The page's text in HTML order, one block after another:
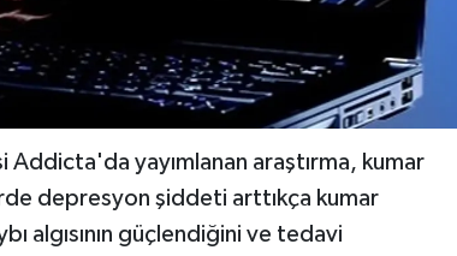
Addicta'da yayımlanan araştırma, kumar
depresyon şiddeti arttıkça kumar
algısının güçlendiğini ve tedavi